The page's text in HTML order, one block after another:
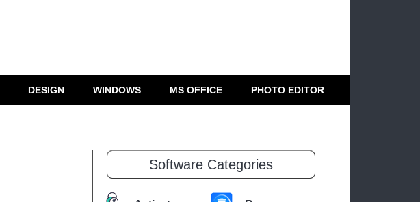
DESIGN WINDOWS MS OFFICE PHOTO EDITOR
Software Categories